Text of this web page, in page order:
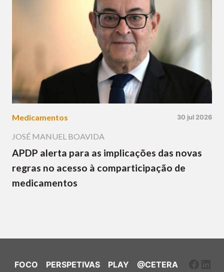
Medicamentos 30 jul 2026
JOSÉ MANUEL BOAVIDA
APDP alerta para as implicações das novas
regras no acesso à comparticipação de
medicamentos
FOCO PERSPETIVAS PLAY @CETERA